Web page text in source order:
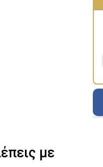
με